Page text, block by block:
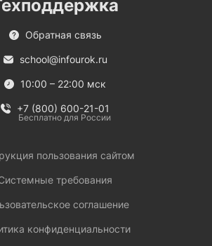
Обратная связь
school@infourok.ru
10:00 – 22:00 мск
+7 (800) 600-21-01
Бесплатно для России
пользования сайтом
требования
соглашение
конфиденциальности